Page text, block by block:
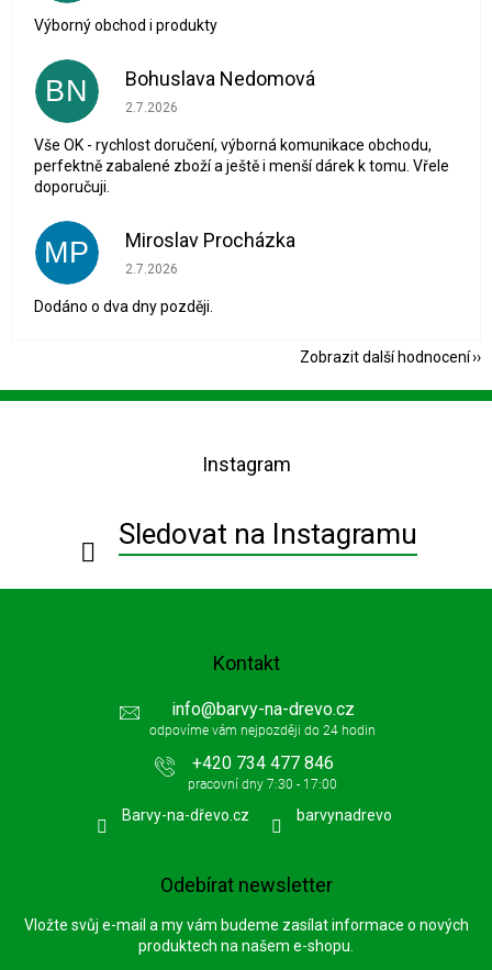
Výborný obchod i produkty
BN Bohuslava Nedomová
Hodnocení obchodu je 5 z 5 hvězdiček.
2.7.2026
Vše OK - rychlost doručení, výborná komunikace obchodu,
perfektně zabalené zboží a ještě i menší dárek k tomu. Vřele
doporučuji.
MP Miroslav Procházka
Hodnocení obchodu je 1 z 5 hvězdiček.
2.7.2026
Dodáno o dva dny později.
Zobrazit další hodnocení
Z
Instagram
Sledovat na Instagramu
Kontakt
info@barvy-na-drevo.cz
+420 734 477 846
Barvy-na-dřevo.cz barvynadrevo
Odebírat newsletter
Vložte svůj e-mail a my vám budeme zasílat informace o nových
produktech na našem e-shopu.